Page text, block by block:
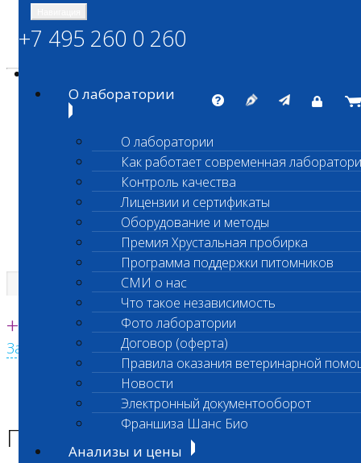
ШАНС БИО
Независимая ветеринарная лаборатория
Единая круглосуточная справочная
+7 495 260 0 260
Заказать звонок с сайта
+7 495 260 0 260
О лаборатории
О лаборатории
Как работает современная
Контроль качества
Лицензии и сертификаты
Оборудование и методы
Премия Хрустальная пробирка
Программа поддержки питомников
СМИ о нас
Что такое независимость
Фото лаборатории
Договор (оферта)
Правила оказания ветеринарной
Новости
Электронный документооборот
Франшиза Шанс Био
Анализы и цены
Главная страница
Приостановлен прием проб
Приостановлен прием проб